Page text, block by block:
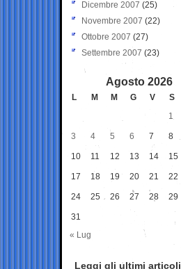
Dicembre 2007 (25)
Novembre 2007 (22)
Ottobre 2007 (27)
Settembre 2007 (23)
Agosto 2026
L M M G V S
1
3 4 5 6 7 8
10 11 12 13 14 15
17 18 19 20 21 22
24 25 26 27 28 29
31
« Lug
Leggi gli ultimi articoli